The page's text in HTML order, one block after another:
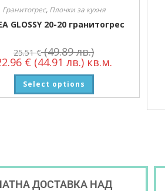
Гранитогрес, Плочки за кухня
GLOSSY 20-20 гранитогрес
25.51€ (49.89 лв.)
€ (44.91 лв.)кв.м.
Select options
ДОСТАВКА НАД